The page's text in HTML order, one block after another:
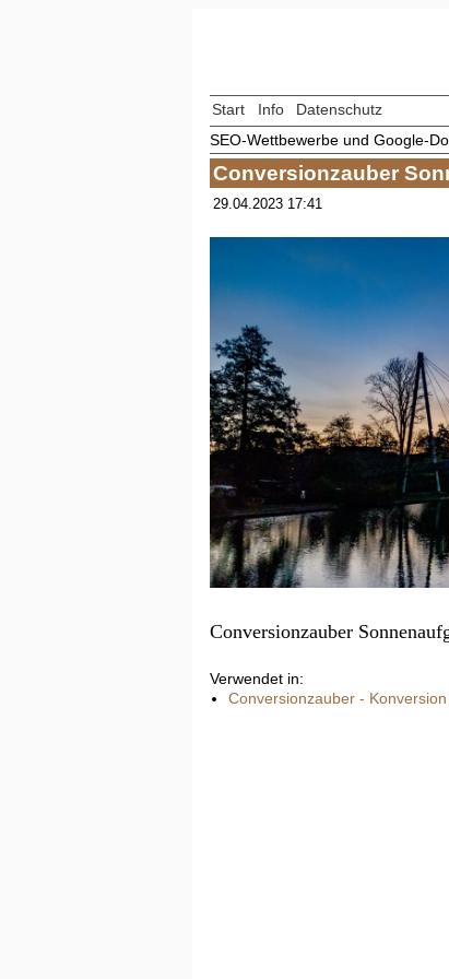
Start Info
Datenschutz
SEO-Wettbewerbe und Google-
Conversionzauber
29.04.2023 17:41
Conversionzauber
Verwendet in:
Conversionzauber -